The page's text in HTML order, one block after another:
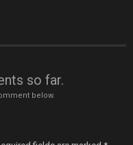
so far.
below.